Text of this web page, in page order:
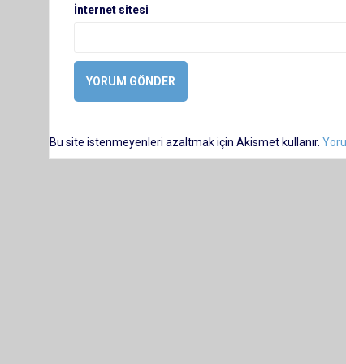
İnternet sitesi
Bu site istenmeyenleri azaltmak için Akismet kullanır.